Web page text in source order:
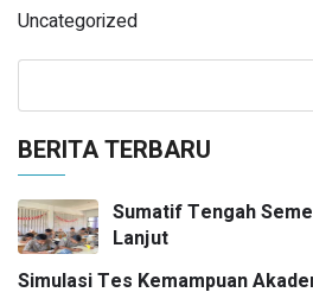
Uncategorized
BERITA TERBARU
Sumatif Tengah
Lanjut
Simulasi Tes Kemampuan